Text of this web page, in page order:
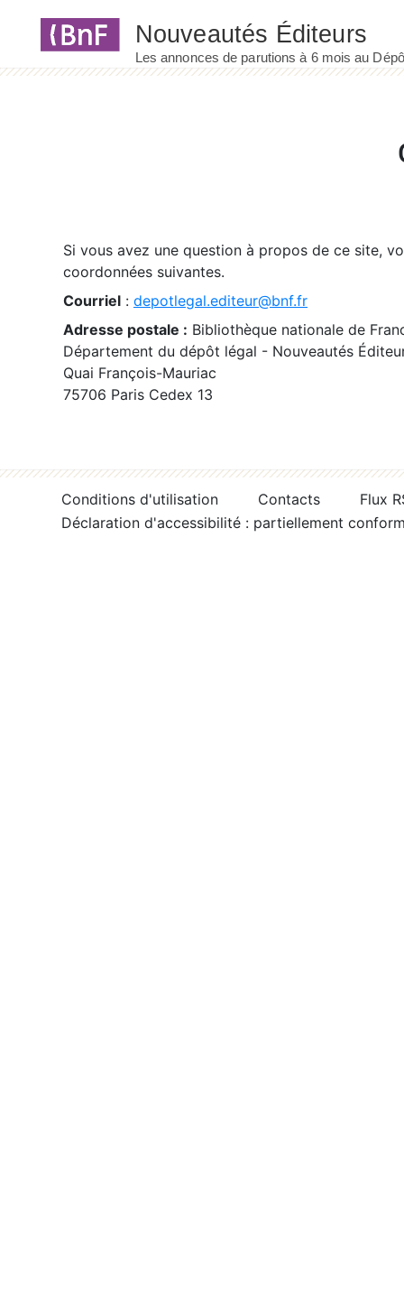
Si vous avez une question à propos de ce site,
coordonnées suivantes.
Courriel : depotlegal.editeur@bnf.fr
Adresse postale : Bibliothèque nationale de
Département du dépôt légal - Nouveautés
Quai François-Mauriac
75706 Paris Cedex 13
Conditions d'utilisation Contacts
Flux
Déclaration d'accessibilité : partiellement